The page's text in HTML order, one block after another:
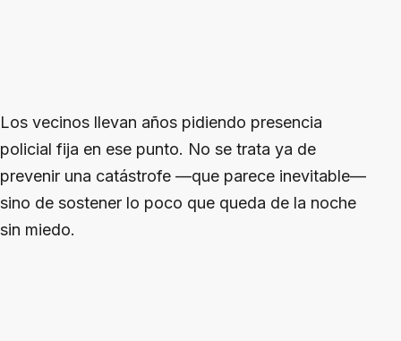
Los vecinos llevan años pidiendo presencia
policial fija en ese punto. No se trata ya de
prevenir una catástrofe —que parece inevitable—
sino de sostener lo poco que queda de la noche
sin miedo.